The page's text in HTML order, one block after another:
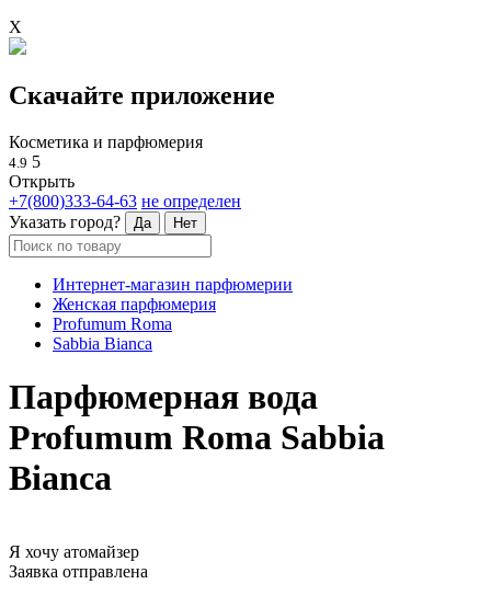
X
Скачайте приложение
Косметика и парфюмерия
4.9 5
Открыть
+7(800)333-64-63 не определен
Указать город?
Да Нет
Интернет-магазин парфюмерии
Женская парфюмерия
Profumum Roma
Sabbia Bianca
Парфюмерная вода
Profumum Roma Sabbia
Bianca
Я хочу атомайзер
Заявка отправлена